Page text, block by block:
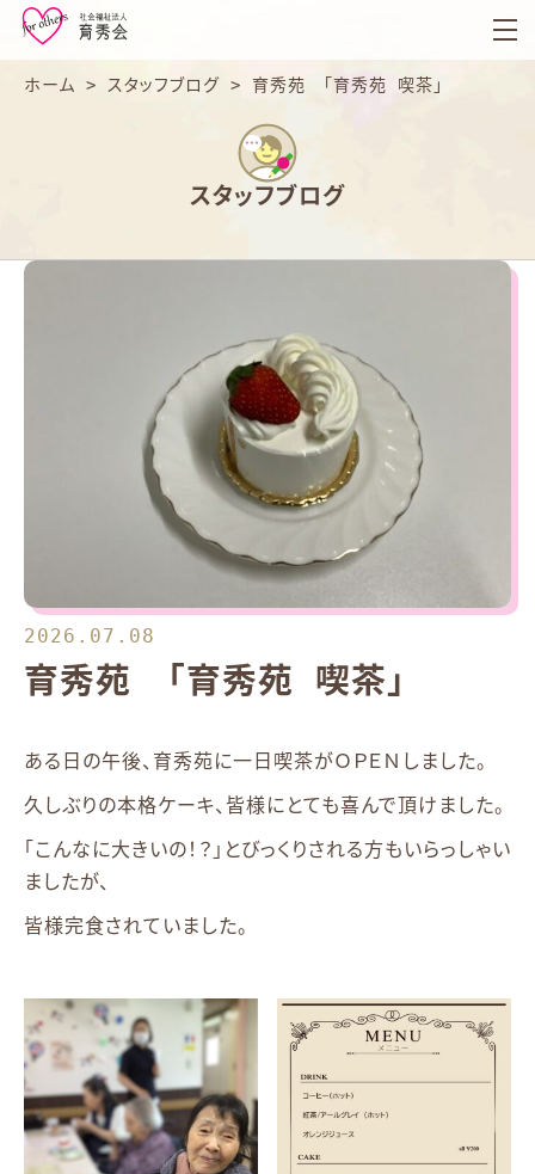
育
秀
会
ホーム > スタッフブログ > 育秀苑 「育秀苑 喫茶」
スタッフブログ
2026.07.08
育秀苑 「育秀苑 喫茶」
ある日の午後、育秀苑に一日喫茶がＯＰＥＮしました。
久しぶりの本格ケーキ、皆様にとても喜んで頂けました。
「こんなに大きいの！？」とびっくりされる方もいらっしゃい
ましたが、
皆様完食されていました。